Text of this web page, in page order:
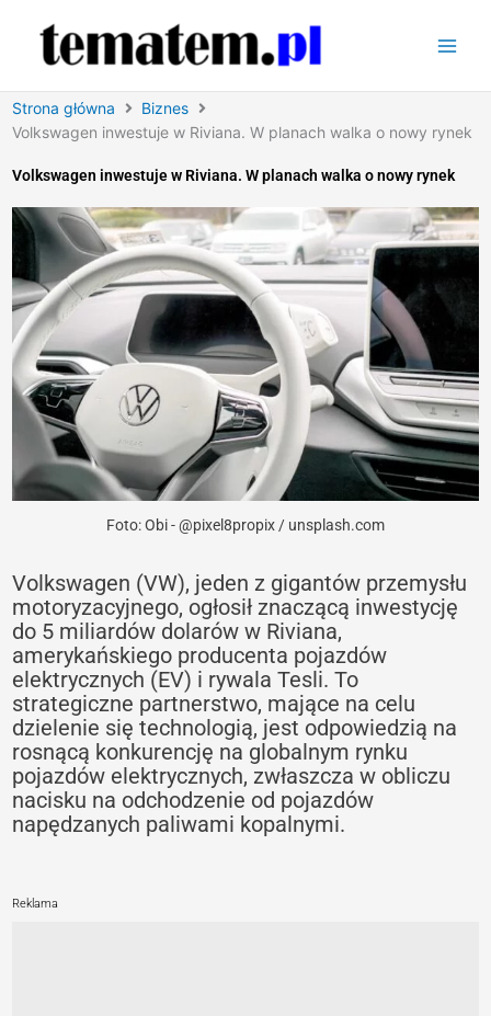
Strona główna
Biznes
Volkswagen inwestuje w Riviana. W planach walka o nowy rynek
Volkswagen inwestuje w Riviana. W planach walka o nowy rynek
Foto: Obi - @pixel8propix / unsplash.com
Volkswagen (VW), jeden z gigantów przemysłu
motoryzacyjnego, ogłosił znaczącą inwestycję
do 5 miliardów dolarów w Riviana,
amerykańskiego producenta pojazdów
elektrycznych (EV) i rywala Tesli. To
strategiczne partnerstwo, mające na celu
dzielenie się technologią, jest odpowiedzią na
rosnącą konkurencję na globalnym rynku
pojazdów elektrycznych, zwłaszcza w obliczu
nacisku na odchodzenie od pojazdów
napędzanych paliwami kopalnymi.
Reklama